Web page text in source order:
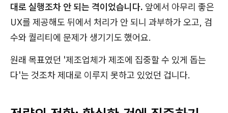
대로 실행조차 안 되는 격이었습니다. 앞에서 아무리 좋은
UX를 제공해도 뒤에서 처리가 안 되니 과부하가 오고, 검
수와 퀄리티에 문제가 생기기도 했어요.
원래 목표였던 '제조업체가 제조에 집중할 수 있게 돕는
다'는 것조차 제대로 이루지 못하고 있었던 겁니다.